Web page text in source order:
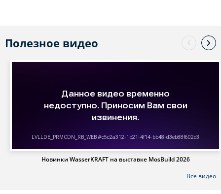
Полезное видео
Новинки WasserKRAFT на выставке MosBuild 2026
Все видео